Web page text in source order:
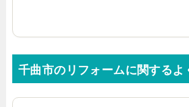
千曲市のリフォームに関するよ